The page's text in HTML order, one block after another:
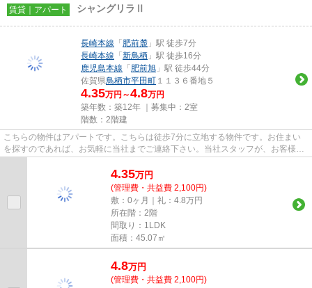
賃貸｜アパート シャングリラⅡ
長崎本線 「肥前麓 」駅 徒歩7分
長崎本線 「新鳥栖 」駅 徒歩16分
鹿児島本線 「肥前旭 」駅 徒歩44分
佐賀県鳥栖市平田町 １１３６番地５
4.35万円～4.8万円
築年数：築12年 ｜募集中： 2室
階数：2階建
こちらの物件はアパートです。こちらは徒歩7分に立地する物件です。お住まい
を探すのであれば、お気軽に当社までご連絡下さい。当社スタッフが、お客様の
生活スタイルに合った物件やご...
4.35万円
(管理費・共益費 2,100円)
敷：0ヶ月｜礼：4.8万円
所在階：2階
間取り：1LDK
面積：45.07㎡
4.8万円
(管理費・共益費 2,100円)